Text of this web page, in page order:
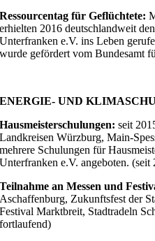
Ressourcentag für Geflüchtete:
erhielten 2016 deutschlandweit
Unterfranken e.V. ins Leben
wurde gefördert vom Bundesamt
ENERGIE- UND
Hausmeisterschulungen:seit
Landkreisen Würzburg, Main-
mehrere Schulungen für
Unterfranken e.V. angeboten.
Teilnahme an Messen und
Aschaffenburg, Zukunftsfest der
Festival Marktbreit, Stadtradeln
fortlaufend)